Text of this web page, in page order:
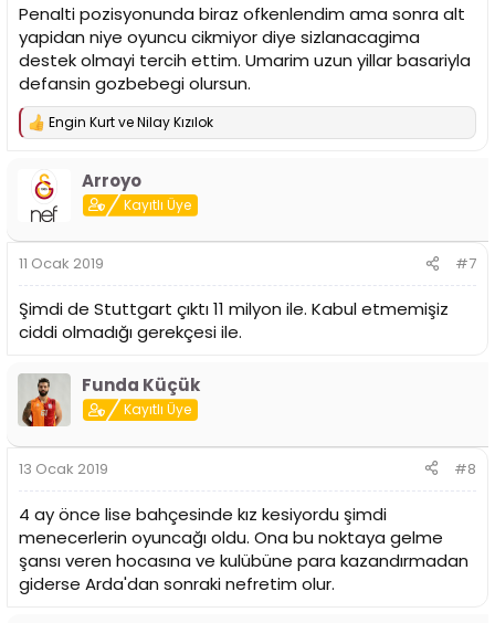
Penalti pozisyonunda biraz ofkenlendim ama sonra alt
yapidan niye oyuncu cikmiyor diye sizlanacagima
destek olmayi tercih ettim. Umarim uzun yillar basariyla
defansin gozbebegi olursun.
T
Engin KurtveNilay Kızılok
Arroyo
Kayıtlı Üye
11 Ocak 2019 #7
Şimdi de Stuttgart çıktı 11 milyon ile. Kabul etmemişiz
ciddi olmadığı gerekçesi ile.
Funda Küçük
Kayıtlı Üye
13 Ocak 2019 #8
4 ay önce lise bahçesinde kız kesiyordu şimdi
menecerlerin oyuncağı oldu. Ona bu noktaya gelme
şansı veren hocasına ve kulübüne para kazandırmadan
giderse Arda'dan sonraki nefretim olur.